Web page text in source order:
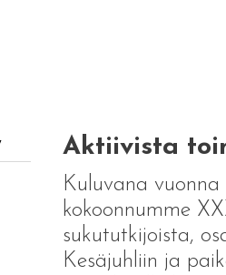
Aktiivista
Kuluvana vuonna
kokoonnumme
sukututkijoista,
Kesäjuhliin ja